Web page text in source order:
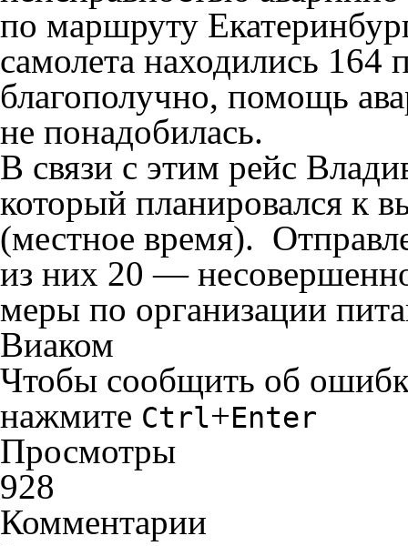
по маршруту
самолета находились 164
благополучно, помощь
не понадобилась.
В связи с этим рейс
который планировался к
(местное время).
из них 20 —
меры по организации
Виаком
Чтобы сообщить об
нажмите Ctrl+Enter
Просмотры
928
Комментарии